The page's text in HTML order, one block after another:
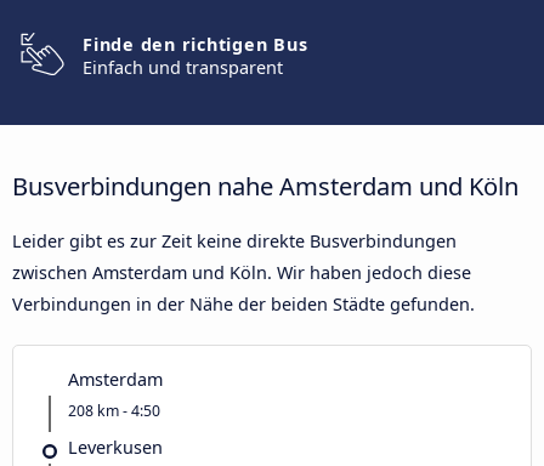
Finde den richtigen Bus
Einfach und transparent
Busverbindungen nahe Amsterdam und Köln
Leider gibt es zur Zeit keine direkte Busverbindungen
zwischen Amsterdam und Köln. Wir haben jedoch diese
Verbindungen in der Nähe der beiden Städte gefunden.
Amsterdam
208 km - 4:50
Leverkusen